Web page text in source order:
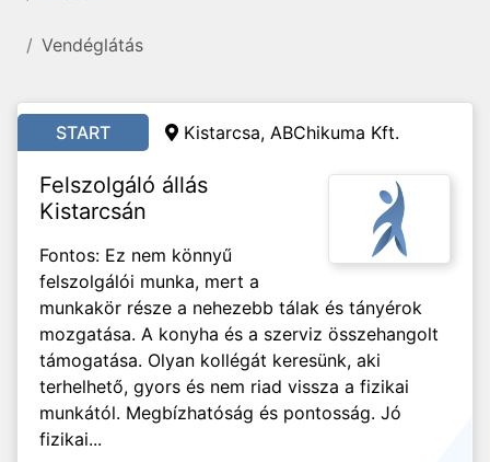
Vendéglátás
START Kistarcsa, ABChikuma Kft.
Felszolgáló állás
Kistarcsán
Fontos: Ez nem könnyű
felszolgálói munka, mert a
munkakör része a nehezebb tálak és tányérok
mozgatása. A konyha és a szerviz összehangolt
támogatása. Olyan kollégát keresünk, aki
terhelhető, gyors és nem riad vissza a fizikai
munkától. Megbízhatóság és pontosság. Jó
fizikai...